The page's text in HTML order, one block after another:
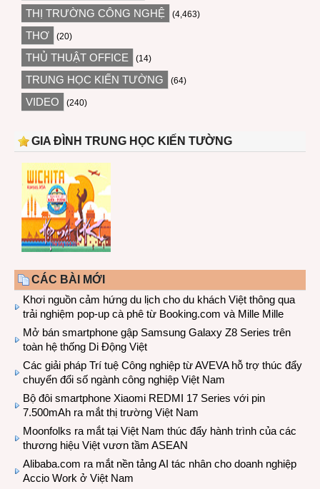
THỊ TRƯỜNG CÔNG NGHỆ (4,463)
THƠ (20)
THỦ THUẬT OFFICE (14)
TRUNG HỌC KIẾN TƯỜNG (64)
VIDEO (240)
GIA ĐÌNH TRUNG HỌC KIẾN TƯỜNG
CÁC BÀI MỚI
Khơi nguồn cảm hứng du lịch cho du khách Việt thông qua
trải nghiệm pop-up cà phê từ Booking.com và Mille Mille
Mở bán smartphone gập Samsung Galaxy Z8 Series trên
toàn hệ thống Di Động Việt
Các giải pháp Trí tuệ Công nghiệp từ AVEVA hỗ trợ thúc đẩy
chuyển đổi số ngành công nghiệp Việt Nam
Bộ đôi smartphone Xiaomi REDMI 17 Series với pin
7.500mAh ra mắt thị trường Việt Nam
Moonfolks ra mắt tại Việt Nam thúc đẩy hành trình của các
thương hiệu Việt vươn tầm ASEAN
Alibaba.com ra mắt nền tảng AI tác nhân cho doanh nghiệp
Accio Work ở Việt Nam